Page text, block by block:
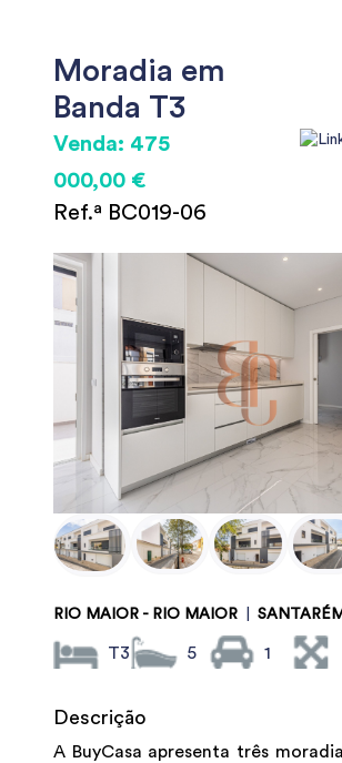
Moradia em
Banda T3
Venda: 475
000,00 €
Ref.ª BC019-06
RIO MAIOR - RIO MAIOR SANTARÉM
T3 5 1
Descrição
A BuyCasa apresenta três